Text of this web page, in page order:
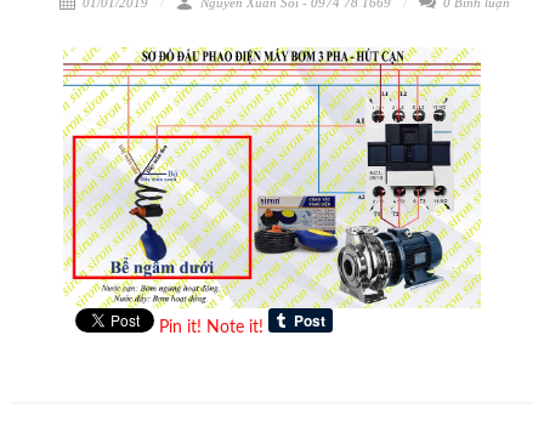
Pin it! Note it!